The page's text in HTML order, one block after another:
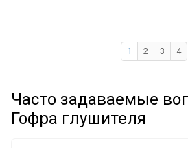
1 2 3 4
Часто задаваемые
Гофра глушителя